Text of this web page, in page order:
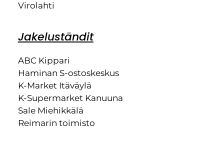
Virolahti
Jakeluständit
ABC Kippari
Haminan S-ostoskeskus
K-Market Itäväylä
K-Supermarket Kanuuna
Sale Miehikkälä
Reimarin toimisto